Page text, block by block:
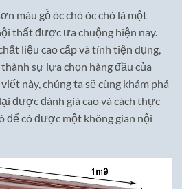
màu gỗ óc chó óc chó là một
thất được ưa chuộng hiện nay.
liệu cao cấp và tính tiện dụng,
sự lựa chọn hàng đầu của
này, chúng ta sẽ cùng khám phá
được đánh giá cao và cách thực
để có được một không gian nội